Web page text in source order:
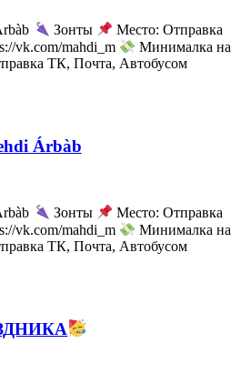
Зонты
Место: Отправка
vk.com/mahdi_m
Минималка на
ТК, Почта, Автобусом
Árbàb
Зонты
Место: Отправка
vk.com/mahdi_m
Минималка на
ТК, Почта, Автобусом